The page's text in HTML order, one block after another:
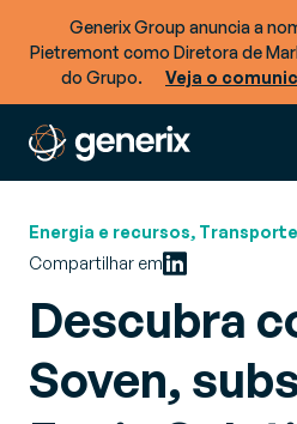
Generix Group anuncia a
Pietremont como Diretora de
do Grupo.
Veja o
Energia e recursos,
Compartilhar em
Descubra
Soven,